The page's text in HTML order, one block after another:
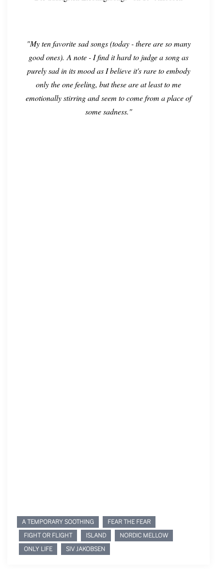
"My ten favorite sad songs (today - there are so many
good ones).A note - I find it hard to judge a song as
purely sad in its mood as I believe it's rare to embody
only the one feeling, but these are at least to me
emotionally stirring and seem to come from a place of
some sadness."
A TEMPORARY SOOTHING
FEAR THE FEAR
FIGHT OR FLIGHT
ISLAND
NORDIC MELLOW
ONLY LIFE
SIV JAKOBSEN